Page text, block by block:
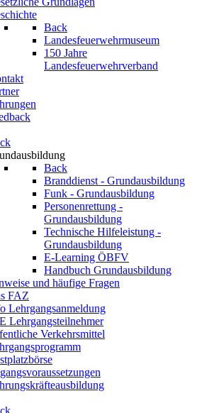
Back
Landesfeuerwehrmuseum
150 Jahre
Landesfeuerwehrverband
Back
Branddienst - Grundausbildung
Funk - Grundausbildung
Personenrettung -
Grundausbildung
Technische Hilfeleistung -
Grundausbildung
E-Learning ÖBFV
Handbuch Grundausbildung
und häufige Fragen
FAZ
Lehrgangsanmeldung
Lehrgangsteilnehmer
Verkehrsmittel